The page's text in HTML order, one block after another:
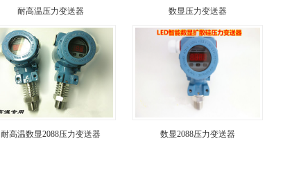
耐高温压力变送器 数显压力变送器
耐高温数显2088压力变送器 数显2088压力变送器